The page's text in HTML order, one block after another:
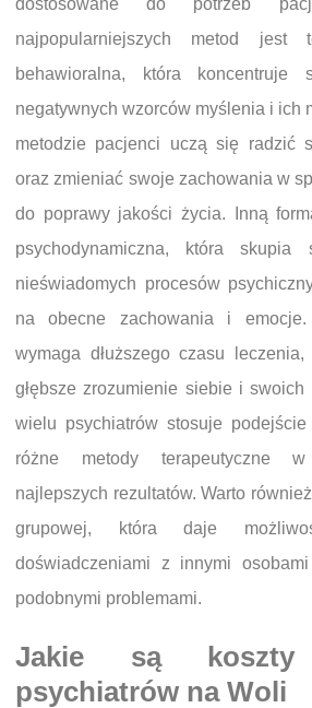
najpopularniejszych metod jest
behawioralna, która koncentruje
negatywnych wzorców myślenia i ich
metodzie pacjenci uczą się radzić
oraz zmieniać swoje zachowania w
do poprawy jakości życia. Inną
psychodynamiczna, która
nieświadomych procesów
na obecne zachowania i
wymaga dłuższego czasu
głębsze zrozumienie siebie i swoich
wielu psychiatrów stosuje podejście
różne metody terapeutyczne
najlepszych rezultatów. Warto
grupowej, która daje
doświadczeniami z innymi
podobnymi problemami.
Jakie są
psychiatrów na Woli